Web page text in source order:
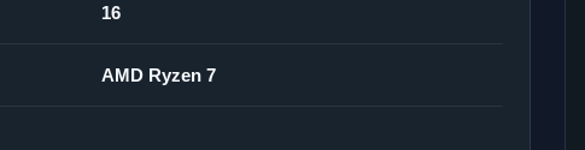
16
AMD Ryzen 7